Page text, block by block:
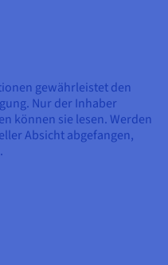
gewährleistet den
Nur der Inhaber
können sie lesen. Werden
Absicht abgefangen,